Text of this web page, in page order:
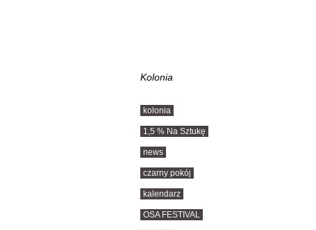
Kolonia
kolonia
1,5 % Na Sztukę
news
czarny pokój
kalendarz
OSA FESTIVAL